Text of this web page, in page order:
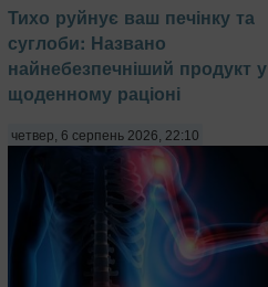
Тихо руйнує ваш печінку та
суглоби: Названо
найнебезпечніший продукт у
щоденному раціоні
четвер, 6 серпень 2026, 22:10